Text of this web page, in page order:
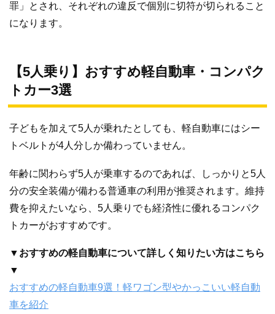
罪」とされ、それぞれの違反で個別に切符が切られること
になります。
【5人乗り】おすすめ軽自動車・コンパク
トカー3選
子どもを加えて5人が乗れたとしても、軽自動車にはシー
トベルトが4人分しか備わっていません。
年齢に関わらず5人が乗車するのであれば、しっかりと5人
分の安全装備が備わる普通車の利用が推奨されます。維持
費を抑えたいなら、5人乗りでも経済性に優れるコンパク
トカーがおすすめです。
▼おすすめの軽自動車について詳しく知りたい方はこちら
▼
おすすめの軽自動車9選！軽ワゴン型やかっこいい軽自動
車を紹介